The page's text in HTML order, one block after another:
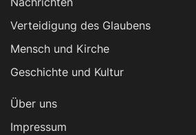
Verteidigung des Glaubens
Mensch und Kirche
Geschichte und Kultur
Über uns
Impressum